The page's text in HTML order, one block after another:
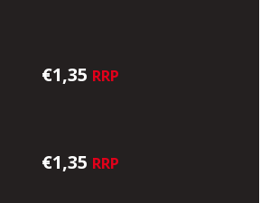
€1,35 RRP
€1,35 RRP